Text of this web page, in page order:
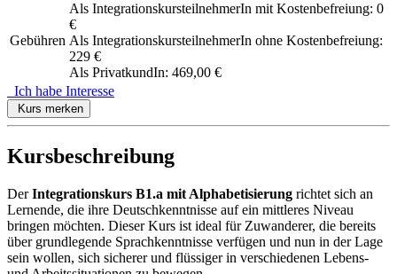
Gebühren
Als IntegrationskursteilnehmerIn mit Kostenbefreiung: 0
€
Als IntegrationskursteilnehmerIn ohne Kostenbefreiung:
229 €
Als PrivatkundIn: 469,00 €
Ich habe Interesse
Kurs merken
Kursbeschreibung
DerIntegrationskurs B1.a mit Alphabetisierung richtet sich an
Lernende, die ihre Deutschkenntnisse auf ein mittleres Niveau
bringen möchten. Dieser Kurs ist ideal für Zuwanderer, die bereits
über grundlegende Sprachkenntnisse verfügen und nun in der Lage
sein wollen, sich sicherer und flüssiger in verschiedenen Lebens-